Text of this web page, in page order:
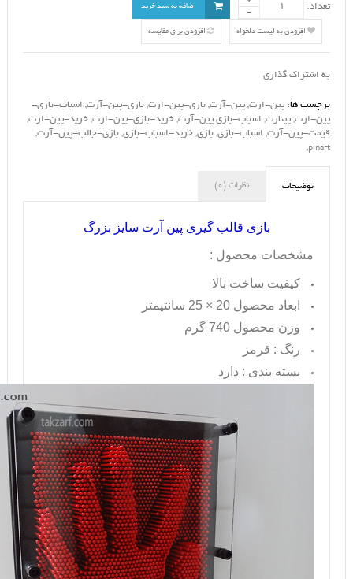
تعداد: اضافه به سبد خرید
افزودن به لیست دلخواه افزودن برای مقایسه
به اشتراک گذاری
برچسب ها: پین-ارت, پین-آرت, بازی-پین-ارت, بازی-پین-آرت, اسباب-بازی-
پین-ارت, پینارت, اسباب-بازی پین-آرت, خرید-بازی-پین-ارت, خرید-پین-ارت,
قیمت-پین-آرت, اسباب-بازی, بازی, خرید-اسباب-بازی, بازی-جالب-پین-آرت,
pinart
,
توضیحات نظرات (0)
بازی قالب گیری پین آرت سایز بزرگ
مشخصات محصول :
کیفیت ساخت بالا
ابعاد محصول 20 × 25 سانتیمتر
وزن محصول 740 گرم
رنگ : قرمز
بسته بندی : دارد